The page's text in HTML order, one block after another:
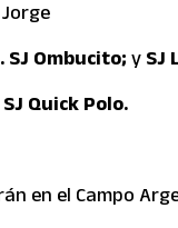
Jorge
SJ Ombucito;y SJ
Quick Polo.
en el Campo